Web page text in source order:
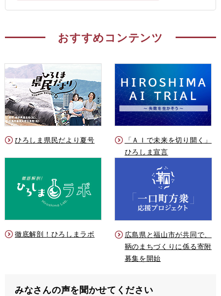
おすすめコンテンツ
ひろしま県民だより夏号
「ＡＩで未来を切り開く」
ひろしま宣言
徹底解剖！ひろしまラボ
広島県と福山市が共同で、
鞆のまちづくりに係る寄附
募集を開始
みなさんの声を聞かせてください